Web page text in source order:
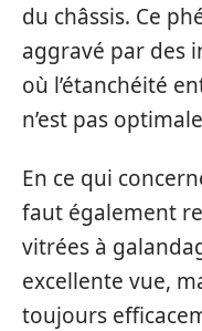
du châssis. Ce
aggravé par des
où l’étanchéité
n’est pas
En ce qui
faut également
vitrées à
excellente vue,
toujours